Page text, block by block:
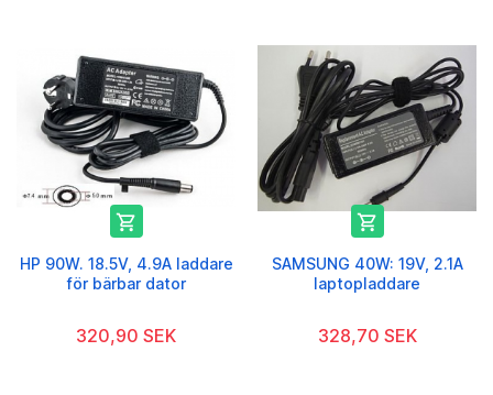

HP 90W. 18.5V, 4.9A laddare
för bärbar dator
320,90 SEK

SAMSUNG 40W: 19V, 2.1A
laptopladdare
328,70 SEK